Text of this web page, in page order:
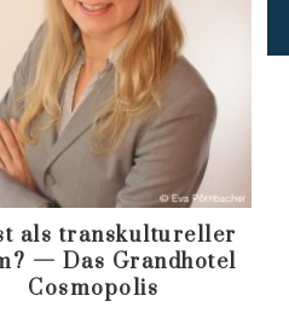
als transkultureller
— Das Grandhotel
Cosmopolis